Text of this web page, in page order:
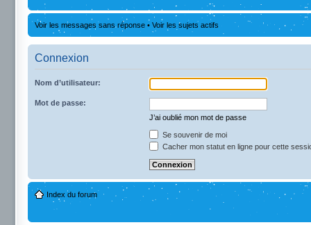
Voir les messages sans réponse • Voir les sujets actifs
Connexion
Nom d’utilisateur:
Mot de passe:
J’ai oublié mon mot de passe
Se souvenir de moi
Cacher mon statut en ligne pour cette
Index du forum